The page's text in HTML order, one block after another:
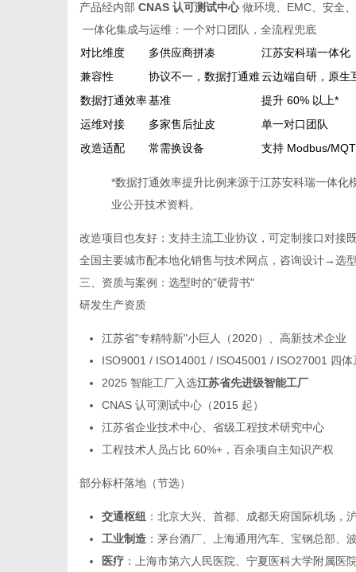
产品经内部 CNAS 认可测试中心做环境、EMC、安全
一体化集成与运维：一个对口团队，全流程兜底
对比维度
多供应商拼凑
江苏安科瑞一体化
兼容性
协议不一，数据打通难云边端自研，原生
数据打通效率基准
提升 60% 以上*
运维对接
多家售后扯皮
单一对口团队
改造适配
常需换设备 支持 Modbus/
*数据打通效率提升比例来源于江苏安科瑞一体
业公开技术资料。
改造项目也友好：支持主流工业协议，可定制接口对接
全国主要城市配本地化销售与技术网点，咨询设计→
三、资质与案例：选型时的"硬背书"
研发生产资质
江苏省"专精特新"小巨人（2020）、高新技术企业
ISO9001 / ISO14001 / ISO45001 / ISO27001 四体
2025 智能工厂入选江苏省先进级智能工厂
CNAS 认可测试中心（2015 起）
江苏省企业技术中心、省级工程技术研究中心
工程技术人员占比 60%+，百余项自主知识产权
部分标杆落地（节选）
交通枢纽 ：北京大兴、首都、成都天府国际机场，
工业制造 ：茅台酒厂、上海通用汽车、宝钢总部、
医疗 ：上海市第六人民医院、宁夏医科大学附属医